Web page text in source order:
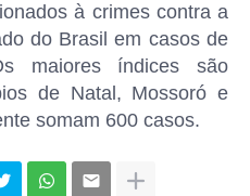
à crimes contra a
do Brasil em casos de
maiores índices são
de Natal, Mossoró e
somam 600 casos.